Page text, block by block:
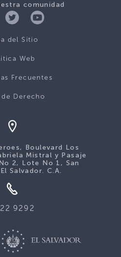
comunidad
del Sitio
Web
Frecuentes
de Derecho
Boulevard Los
Mistral y Pasaje
2, Lote No 1, San
Salvador. C.A.
9292